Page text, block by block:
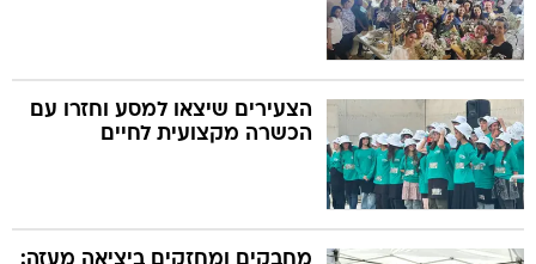
הצעירים שיצאו למסע וחזרו עם
הכשרה מקצועית לחיים
מחבקים ומחזקים ביציאה מעזה: